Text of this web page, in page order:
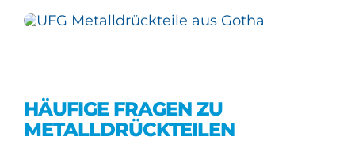
HÄUFIGE FRAGEN ZU
METALLDRÜCKTEILEN